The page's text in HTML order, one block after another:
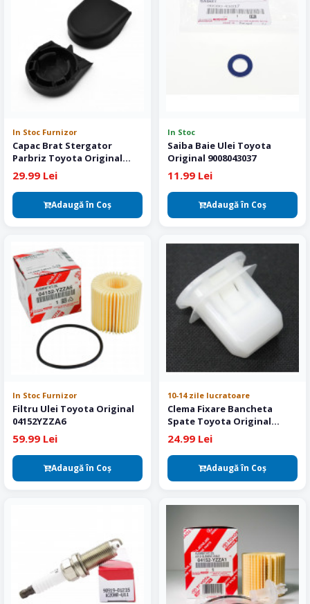
In Stoc Furnizor
Capac Brat Stergator
Parbriz Toyota Original
852920F010
29.99 Lei
Adaugă în Coş
In Stoc
Saiba Baie Ulei Toyota
Original 9008043037
11.99 Lei
Adaugă în Coş
In Stoc Furnizor
Filtru Ulei Toyota Original
04152YZZA6
59.99 Lei
Adaugă în Coş
10-14 zile lucratoare
Clema Fixare Bancheta
Spate Toyota Original
7269312080
24.99 Lei
Adaugă în Coş